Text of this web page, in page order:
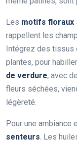
Les motifs floraux
rappellent les
Intégrez des tissus
plantes, pour
de verdure, avec
fleurs séchées,
légèreté.
Pour une ambiance
senteurs. Les